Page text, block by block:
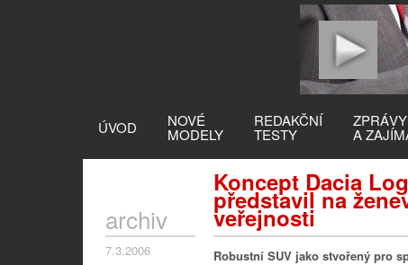
ÚVOD NOVÉ
MODELY
REDAKČNÍ
TESTY
ZPRÁVY
A
Koncept Dacia
představil na
veřejnosti
archiv
7.3.2006 Robustní SUV jako stvořený pro